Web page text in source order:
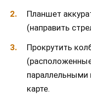
Планшет
(направить
Прокрутить
карте.